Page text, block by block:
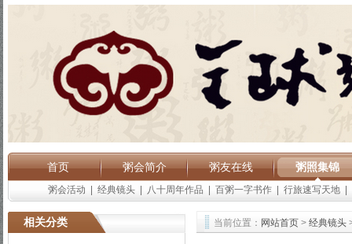
首页 粥会简介 粥友在线 粥照集锦
粥会活动 经典镜头 八十周年作品 百粥一字书作 行旅速写天地
相关分类 当前位置： 网站首页 > 经典镜头